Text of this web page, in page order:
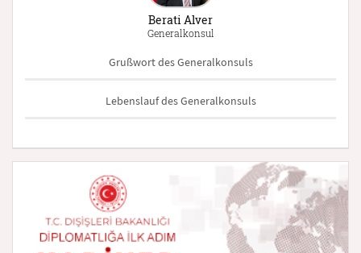
Berati Alver
Generalkonsul
Grußwort des Generalkonsuls
Lebenslauf des Generalkonsuls